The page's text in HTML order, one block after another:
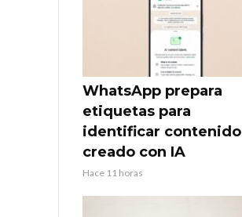
WhatsApp prepara
etiquetas para
identificar contenido
creado con IA
Hace 11 horas